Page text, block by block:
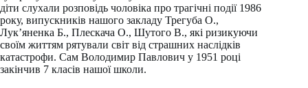
діти слухали розповідь чоловіка про трагічні події 1986
року, випускників нашого закладу Трегуба О.,
Лук’яненка Б., Плескача О., Шутого В., які ризикуючи
своїм життям рятували світ від страшних наслідків
катастрофи. Сам Володимир Павлович у 1951 році
закінчив 7 класів нашої школи.